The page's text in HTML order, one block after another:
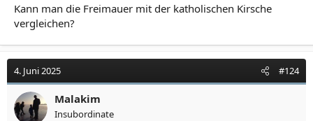
Kann man die Freimauer mit der katholischen Kirsche
vergleichen?
4. Juni 2025 #124
Malakim
Insubordinate